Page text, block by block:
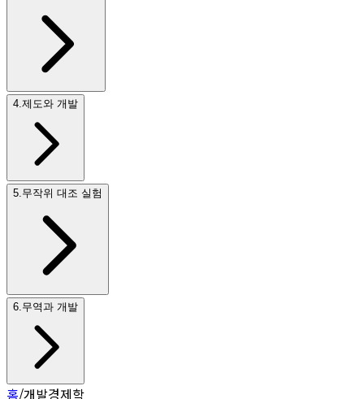
4 제도와 개발
5 무작위 대조 실험
6 무역과 개발
홈/개발경제학